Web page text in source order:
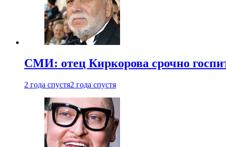
СМИ: отец Киркорова срочно
2 года спустя2 года спустя